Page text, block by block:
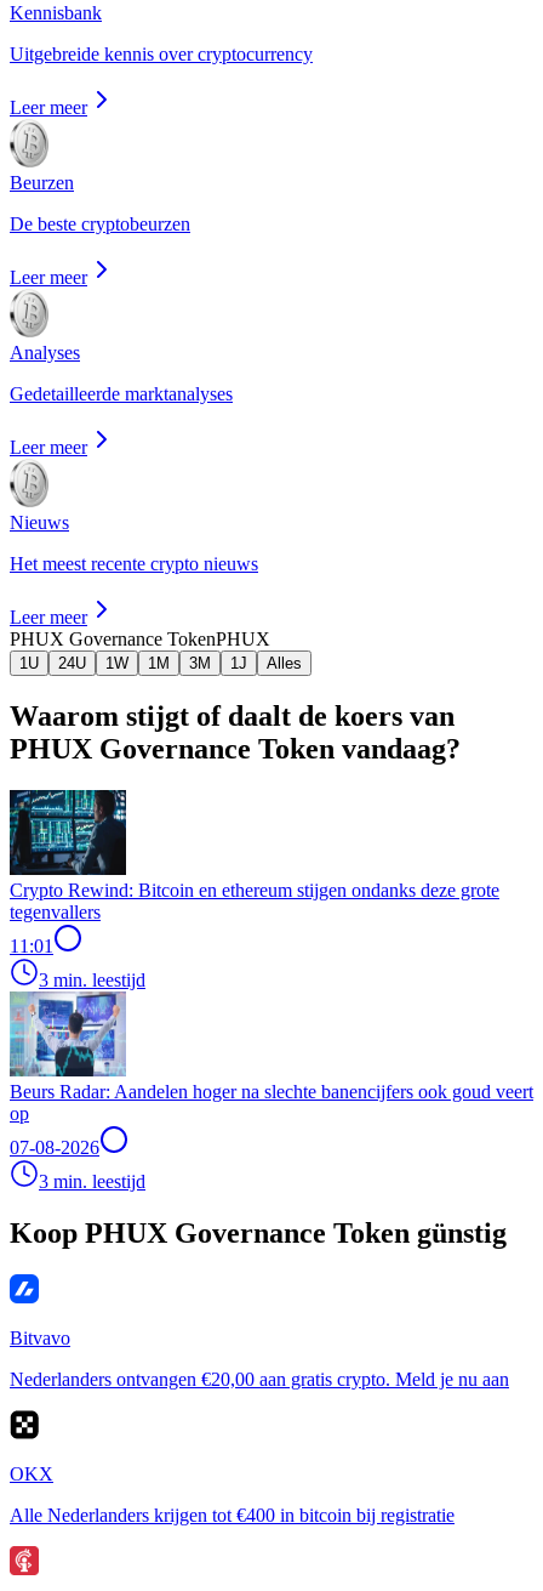
Kennisbank
Uitgebreide kennis over cryptocurrency
Leer meer
Beurzen
De beste cryptobeurzen
Leer meer
Analyses
Gedetailleerde marktanalyses
Leer meer
Nieuws
Het meest recente crypto nieuws
Leer meer
PHUX Governance TokenPHUX
1U 24U 1W 1M 3M 1J Alles
Waarom stijgt of daalt de koers van
PHUX Governance Token vandaag?
Crypto Rewind: Bitcoin en ethereum stijgen ondanks deze grote
tegenvallers
11:01
3 min. leestijd
Beurs Radar: Aandelen hoger na slechte banencijfers ook goud veert
op
07-08-2026
3 min. leestijd
Koop PHUX Governance Token günstig
Bitvavo
Nederlanders ontvangen €20,00 aan gratis crypto. Meld je nu aan
OKX
Alle Nederlanders krijgen tot €400 in bitcoin bij registratie